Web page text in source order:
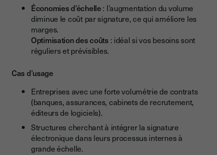
Économies d’échelle: l’augmentation du volume
diminue le coût par signature, ce qui améliore les
marges.
Optimisation des coûts: idéal si vos besoins sont
réguliers et prévisibles.
Cas d’usage
Entreprises avec une forte volumétrie de contrats
(banques, assurances, cabinets de recrutement,
éditeurs de logiciels).
Structures cherchant à intégrer la signature
électronique dans leurs processus internes à
grande échelle.